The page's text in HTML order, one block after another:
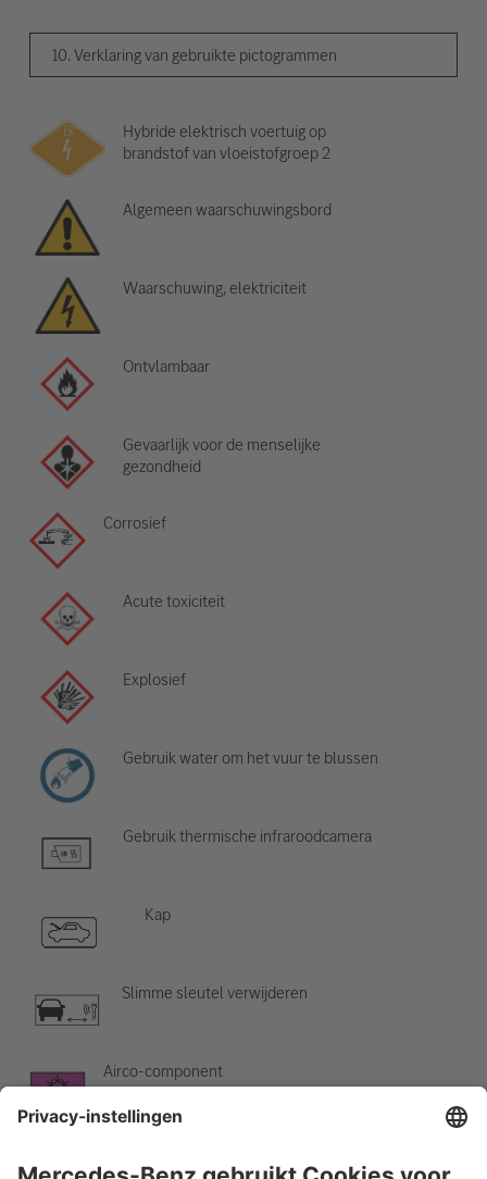
10. Verklaring van gebruikte pictogrammen
Hybride elektrisch voertuig op
brandstof van vloeistofgroep 2
Algemeen waarschuwingsbord
Waarschuwing, elektriciteit
Ontvlambaar
Gevaarlijk voor de menselijke
gezondheid
Corrosief
Acute toxiciteit
Explosief
Gebruik water om het vuur te blussen
Gebruik thermische infraroodcamera
Kap
Slimme sleutel verwijderen
Airco-component